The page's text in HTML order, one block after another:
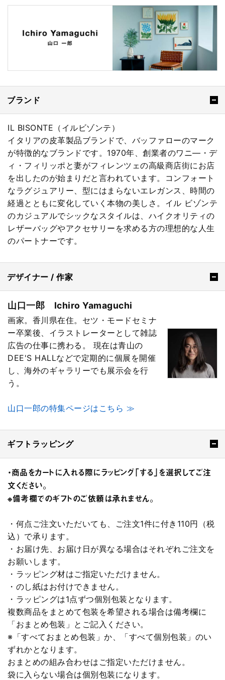
ブランド
IL BISONTE（イルビゾンテ）
イタリアの皮革製品ブランドで、バッファローのマーク
が特徴的なブランドです。1970年、創業者のワニ―・デ
ィ・フィリッポと妻がフィレンツェの高級商店街にお店
を出したのが始まりだと言われています。コンフォート
なラグジュアリー、型にはまらないエレガンス、時間の
経過とともに変化していく本物の美しさ。イル ビゾンテ
のカジュアルでシックなスタイルは、ハイクオリティの
レザーバッグやアクセサリーを求める方の理想的な人生
のパートナーです。
デザイナー / 作家
山口一郎 Ichiro Yamaguchi
画家。香川県在住。セツ・モードセミナ
ー卒業後、イラストレーターとして雑誌
広告の仕事に携わる。 現在は青山の
DEE'S HALLなどで定期的に個展を開催
し、海外のギャラリーでも展示会を行
う。
山口一郎の特集ページはこちら ≫
ギフトラッピング
・商品をカートに入れる際にラッピング「する」を選択してご注
文ください。
※備考欄でのギフトのご依頼は承れません。
・何点ご注文いただいても、ご注文1件に付き110円（税
込）で承ります。
・お届け先、お届け日が異なる場合はそれぞれご注文を
お願いします。
・ラッピング材はご指定いただけません。
・のし紙はお付けできません。
・ラッピングは1点ずつ個別包装となります。
複数商品をまとめて包装を希望される場合は備考欄に
「おまとめ包装」とご記入ください。
※「すべておまとめ包装」か、「すべて個別包装」のい
ずれかとなります。
おまとめの組み合わせはご指定いただけません。
袋に入らない場合は個別包装になります。